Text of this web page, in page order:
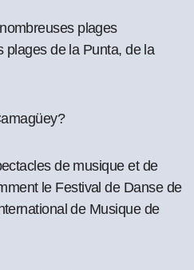
plages
plages de la Punta, de la
de musique et de
le Festival de Danse de
de Musique de